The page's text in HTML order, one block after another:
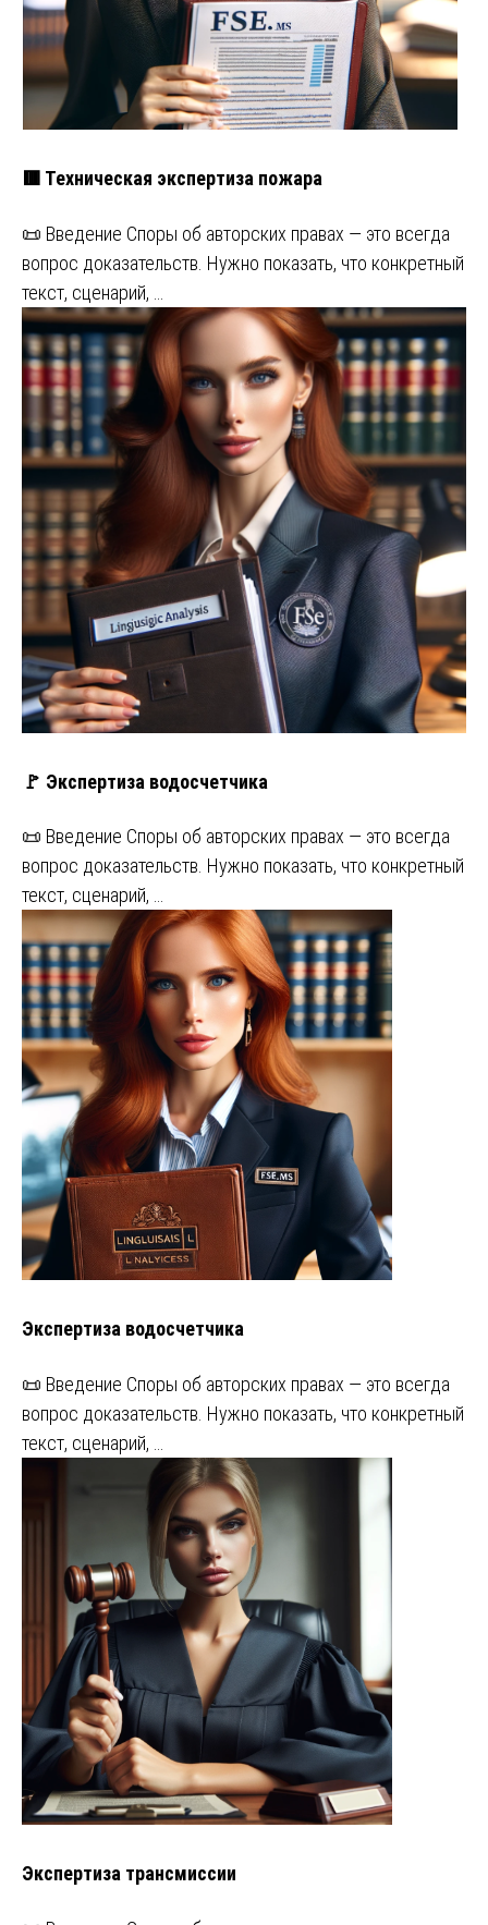
🟥 Техническая экспертиза пожара
📜 Введение Споры об авторских правах — это всегда
вопрос доказательств. Нужно показать, что конкретный
текст, сценарий, …
🚩 Экспертиза водосчетчика
📜 Введение Споры об авторских правах — это всегда
вопрос доказательств. Нужно показать, что конкретный
текст, сценарий, …
Экспертиза водосчетчика
📜 Введение Споры об авторских правах — это всегда
вопрос доказательств. Нужно показать, что конкретный
текст, сценарий, …
Экспертиза трансмиссии